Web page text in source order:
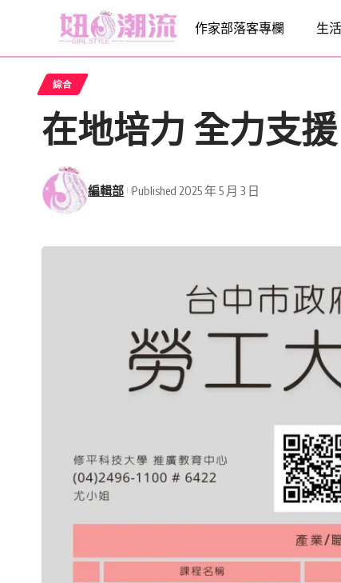
作家部落客專欄 生活
綜合
在地培力 全力支
編輯部 Published 2025 年 5 月 3 日